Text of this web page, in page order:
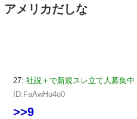
アメリカだしな
27: 社説＋で新規スレ立て人募集中
ID:FaAwHu4o0
>>9